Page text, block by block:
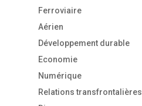
Ferroviaire
Aérien
Développement durable
Economie
Numérique
Relations transfrontalières